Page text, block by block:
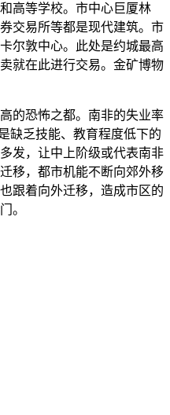
高等学校。市中心巨厦林
交易所等都是现代建筑。市
尔敦中心。此处是约城最高
就在此进行交易。金矿博物
的恐怖之都。南非的失业率
缺乏技能、教育程度低下的
发，让中上阶级或代表南非
移，都市机能不断向郊外移
跟着向外迁移，造成市区的
。